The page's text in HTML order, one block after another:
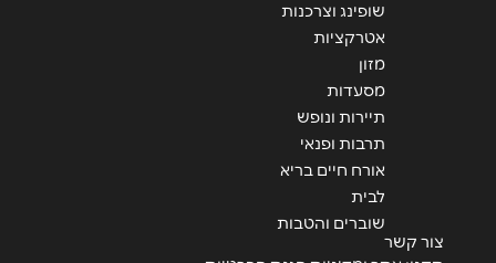
שופינג וצרכנות
אטרקציות
מזון
מסעדות
תיירות ונופש
תרבות ופנאי
אורח חיים בריא
לבית
שוברים והטבות
צור קשר